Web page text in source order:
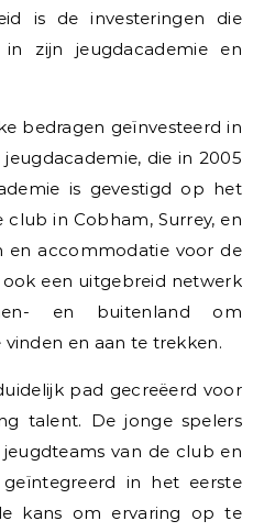
is de investeringen die
zijn jeugdacademie en
bedragen geïnvesteerd in
die in 2005
is gevestigd op het
in Cobham, Surrey, en
en accommodatie voor de
een uitgebreid netwerk
en buitenland om
en aan te trekken.
pad gecreëerd voor
talent. De jonge spelers
van de club en
in het eerste
kans om ervaring op te